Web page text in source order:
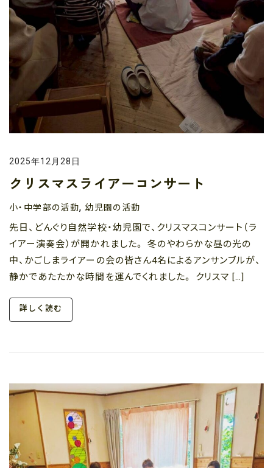
2025年12月28日
クリスマスライアーコンサート
小・中学部の活動,幼児園の活動
先日、どんぐり自然学校・幼児園で、クリスマスコンサート（ラ
イアー演奏会）が開かれました。 冬のやわらかな昼の光の
中、かごしまライアーの会の皆さん4名によるアンサンブルが、
静かであたたかな時間を運んでくれました。 クリスマ […]
詳しく読む